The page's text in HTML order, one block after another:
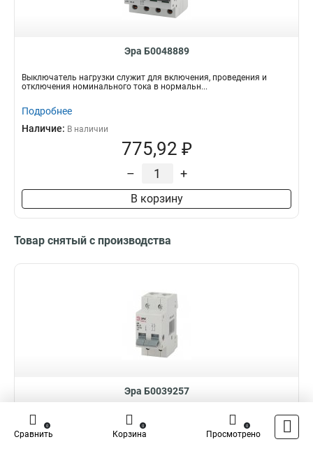
Эра Б0048889
Выключатель нагрузки служит для включения, проведения и
отключения номинального тока в нормальн...
Подробнее
Наличие: В наличии
775,92 ₽
– +
В корзину
Товар снятый с производства
Эра Б0039257
Выключатель нагрузки (мини-рубильник) ВН-29 4P 16А SIMPLE-
mod-67 ЭРА SIMPLE
Сравнить
0
Корзина
0
Просмотрено
0